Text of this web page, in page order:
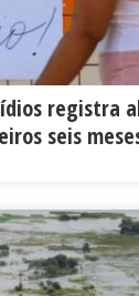
registra
seis